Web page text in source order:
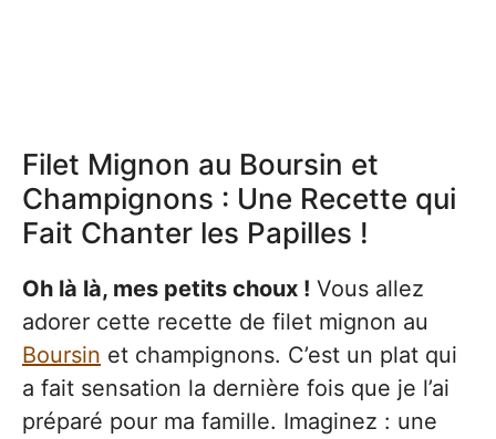
Filet Mignon au Boursin et
Champignons : Une Recette qui
Fait Chanter les Papilles !
Oh là là, mes petits choux ! Vous allez
adorer cette recette de filet mignon au
Boursin et champignons. C’est un plat qui
a fait sensation la dernière fois que je l’ai
préparé pour ma famille. Imaginez : une